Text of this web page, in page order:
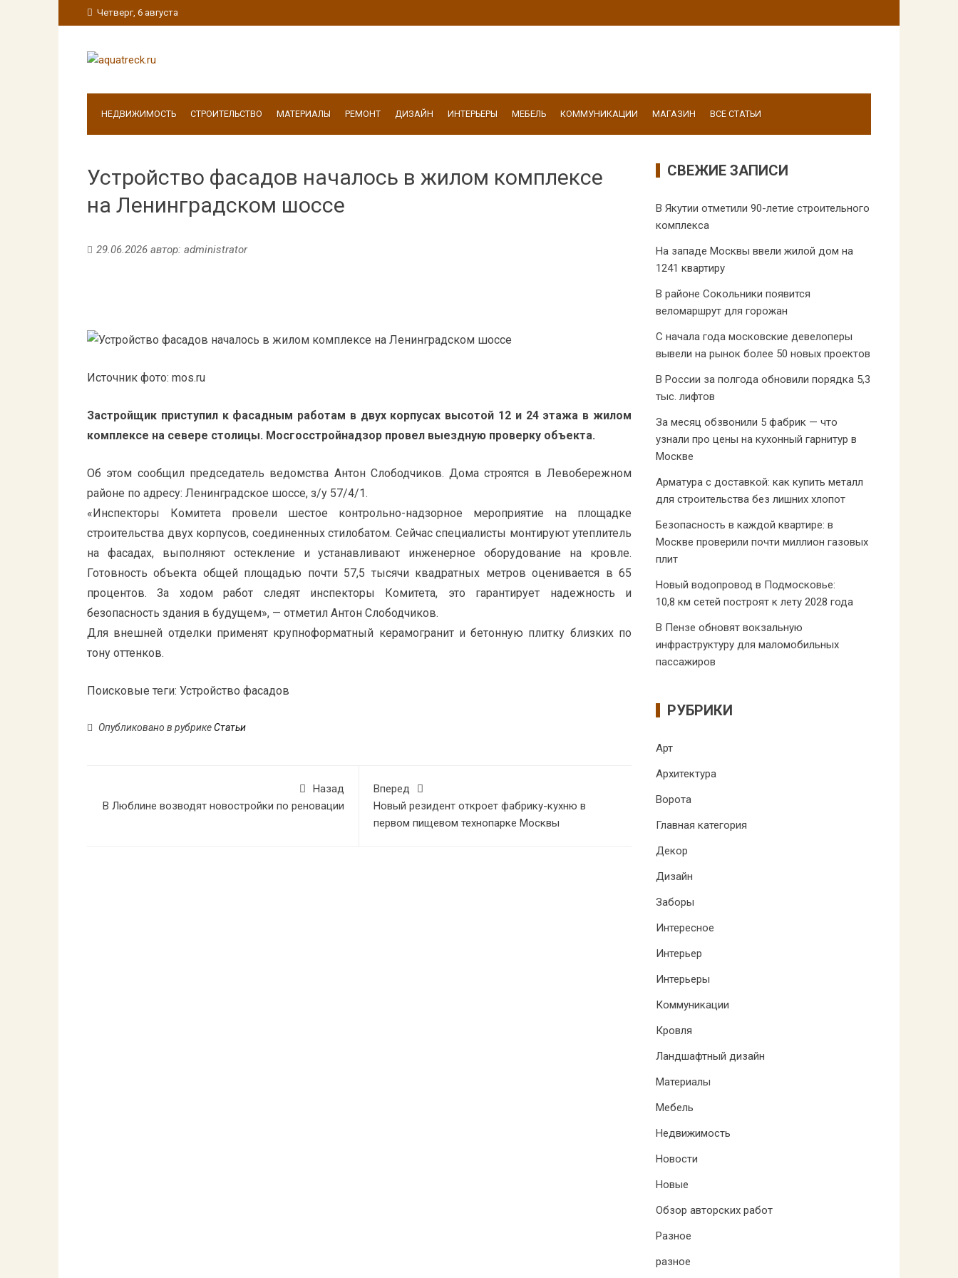
Четверг, 6 августа
НЕДВИЖИМОСТЬ СТРОИТЕЛЬСТВО МАТЕРИАЛЫ РЕМОНТ ДИЗАЙН ИНТЕРЬЕРЫ МЕБЕЛЬ КОММУНИКАЦИИ МАГАЗИН ВСЕ СТАТЬИ
Устройство фасадов началось в жилом комплексе
на Ленинградском шоссе
29.06.2026 автор: administrator
Источник фото: mos.ru
Застройщик приступил к фасадным работам в двух корпусах высотой 12 и 24 этажа в жилом
комплексе на севере столицы. Мосгосстройнадзор провел выездную проверку объекта.
Об этом сообщил председатель ведомства Антон Слободчиков. Дома строятся в Левобережном
районе по адресу: Ленинградское шоссе, з/у 57/4/1.
«Инспекторы Комитета провели шестое контрольно-надзорное мероприятие на площадке
строительства двух корпусов, соединенных стилобатом. Сейчас специалисты монтируют утеплитель
на фасадах, выполняют остекление и устанавливают инженерное оборудование на кровле.
Готовность объекта общей площадью почти 57,5 тысячи квадратных метров оценивается в 65
процентов. За ходом работ следят инспекторы Комитета, это гарантирует надежность и
безопасность здания в будущем», — отметил Антон Слободчиков.
Для внешней отделки применят крупноформатный керамогранит и бетонную плитку близких по
тону оттенков.
Поисковые теги: Устройство фасадов
Опубликовано в рубрикеСтатьи
Назад
В Люблине возводят новостройки по реновации
Вперед
Новый резидент откроет фабрику-кухню в
первом пищевом технопарке Москвы
СВЕЖИЕ ЗАПИСИ
В Якутии отметили 90-летие строительного
комплекса
На западе Москвы ввели жилой дом на
1241 квартиру
В районе Сокольники появится
веломаршрут для горожан
С начала года московские девелоперы
вывели на рынок более 50 новых проектов
В России за полгода обновили порядка 5,3
тыс. лифтов
За месяц обзвонили 5 фабрик — что
узнали про цены на кухонный гарнитур в
Москве
Арматура с доставкой: как купить металл
для строительства без лишних хлопот
Безопасность в каждой квартире: в
Москве проверили почти миллион газовых
плит
Новый водопровод в Подмосковье:
10,8 км сетей построят к лету 2028 года
В Пензе обновят вокзальную
инфраструктуру для маломобильных
пассажиров
РУБРИКИ
Арт
Архитектура
Ворота
Главная категория
Декор
Дизайн
Заборы
Интересное
Интерьер
Интерьеры
Коммуникации
Кровля
Ландшафтный дизайн
Материалы
Мебель
Недвижимость
Новости
Новые
Обзор авторских работ
Разное
разное